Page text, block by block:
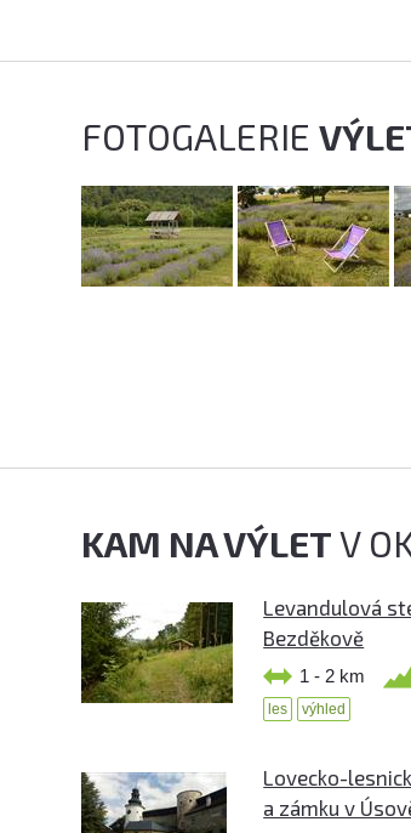
FOTOGALERIE
KAM NA VÝLETV
Levandulová
Bezděkově
1 - 2 km
les výhled
Lovecko-
a zámku v